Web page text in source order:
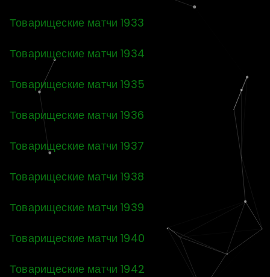
Товарищеские матчи 1933
Товарищеские матчи 1934
Товарищеские матчи 1935
Товарищеские матчи 1936
Товарищеские матчи 1937
Товарищеские матчи 1938
Товарищеские матчи 1939
Товарищеские матчи 1940
Товарищеские матчи 1942